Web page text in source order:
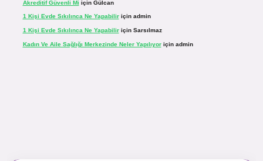
Akreditif Güvenli Mi için Gülcan
1 Kişi Evde Sıkılınca Ne Yapabiliriçin admin
1 Kişi Evde Sıkılınca Ne Yapabiliriçin Sarsılmaz
Kadın Ve Aile Sağlığı Merkezinde Neler Yapılıyoriçin admin